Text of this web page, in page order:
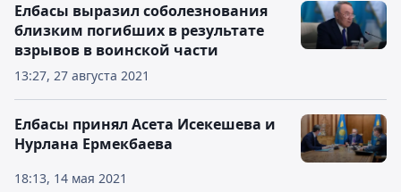
13:27, 27 августа 2021
Елбасы выразил соболезнования
близким погибших в результате
взрывов в воинской части
18:13, 14 мая 2021
Елбасы принял Асета Исекешева и
Нурлана Ермекбаева